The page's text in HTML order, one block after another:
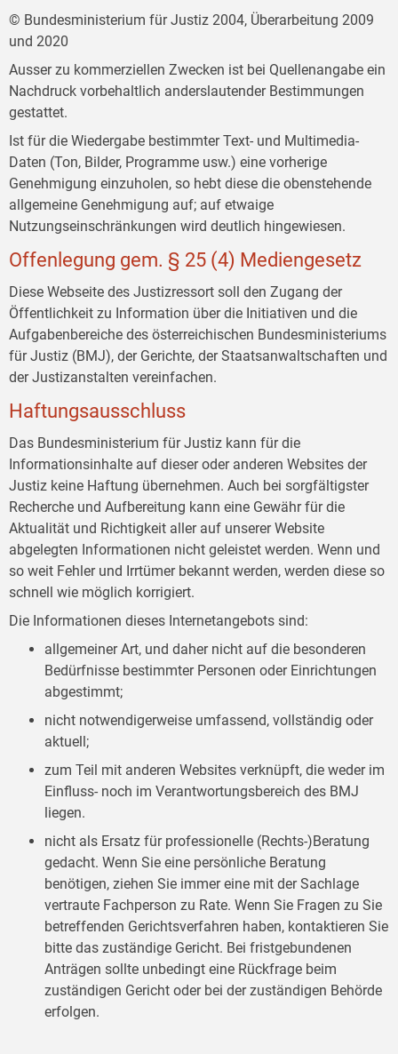
© Bundesministerium für Justiz 2004, Überarbeitung 2009
und 2020
Ausser zu kommerziellen Zwecken ist bei Quellenangabe ein
Nachdruck vorbehaltlich anderslautender Bestimmungen
gestattet.
Ist für die Wiedergabe bestimmter Text- und Multimedia-
Daten (Ton, Bilder, Programme usw.) eine vorherige
Genehmigung einzuholen, so hebt diese die obenstehende
allgemeine Genehmigung auf; auf etwaige
Nutzungseinschränkungen wird deutlich hingewiesen.
Offenlegung gem. § 25 (4) Mediengesetz
Diese Webseite des Justizressort soll den Zugang der
Öffentlichkeit zu Information über die Initiativen und die
Aufgabenbereiche des österreichischen Bundesministeriums
für Justiz (BMJ), der Gerichte, der Staatsanwaltschaften und
der Justizanstalten vereinfachen.
Haftungsausschluss
Das Bundesministerium für Justiz kann für die
Informationsinhalte auf dieser oder anderen Websites der
Justiz keine Haftung übernehmen. Auch bei sorgfältigster
Recherche und Aufbereitung kann eine Gewähr für die
Aktualität und Richtigkeit aller auf unserer Website
abgelegten Informationen nicht geleistet werden. Wenn und
so weit Fehler und Irrtümer bekannt werden, werden diese so
schnell wie möglich korrigiert.
Die Informationen dieses Internetangebots sind:
allgemeiner Art, und daher nicht auf die besonderen
Bedürfnisse bestimmter Personen oder Einrichtungen
abgestimmt;
nicht notwendigerweise umfassend, vollständig oder
aktuell;
zum Teil mit anderen Websites verknüpft, die weder im
Einfluss- noch im Verantwortungsbereich des BMJ
liegen.
nicht als Ersatz für professionelle (Rechts-)Beratung
gedacht. Wenn Sie eine persönliche Beratung
benötigen, ziehen Sie immer eine mit der Sachlage
vertraute Fachperson zu Rate. Wenn Sie Fragen zu Sie
betreffenden Gerichtsverfahren haben, kontaktieren Sie
bitte das zuständige Gericht. Bei fristgebundenen
Anträgen sollte unbedingt eine Rückfrage beim
zuständigen Gericht oder bei der zuständigen Behörde
erfolgen.